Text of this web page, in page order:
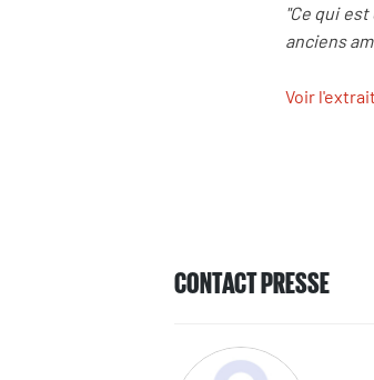
"Ce qui
anciens
Voir l'extrait
CONTACT PRESSE